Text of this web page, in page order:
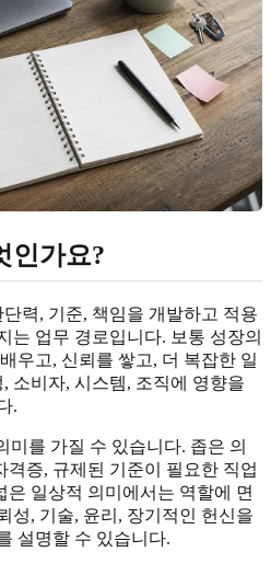
인가요?
력, 기준, 책임을 개발하고 적용
는 업무 경로입니다. 보통 성장의
우고, 신뢰를 쌓고, 더 복잡한 일
소비자, 시스템, 조직에 영향을
.
미를 가질 수 있습니다. 좁은 의
격증, 규제된 기준이 필요한 직업
은 일상적 의미에서는 역할에 면
성, 기술, 윤리, 장기적인 헌신을
설명할 수 있습니다.